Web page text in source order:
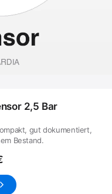
2,5 Bar
gut dokumentiert,
Bestand.